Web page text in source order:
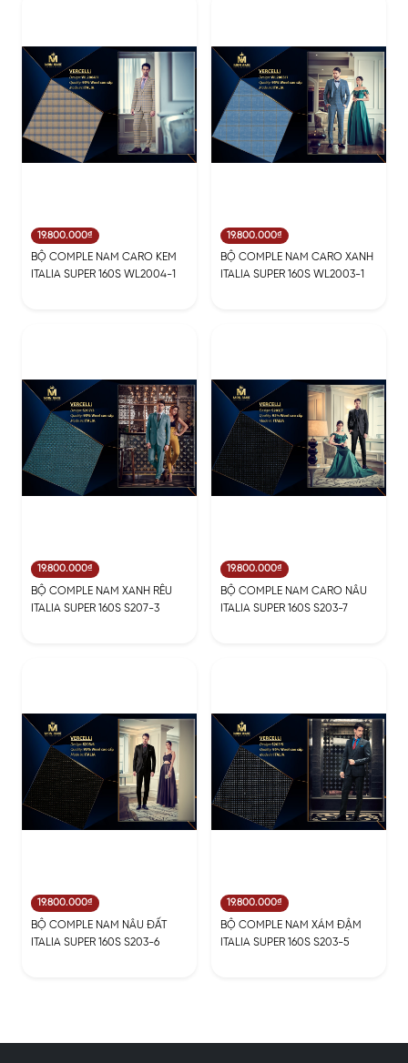
19.800.000₫
BỘ COMPLE NAM CARO KEM
ITALIA SUPER 160S WL2004-1
19.800.000₫
BỘ COMPLE NAM CARO XANH
ITALIA SUPER 160S WL2003-1
19.800.000₫
BỘ COMPLE NAM XANH RÊU
ITALIA SUPER 160S S207-3
19.800.000₫
BỘ COMPLE NAM CARO NÂU
ITALIA SUPER 160S S203-7
19.800.000₫
BỘ COMPLE NAM NÂU ĐẤT
ITALIA SUPER 160S S203-6
19.800.000₫
BỘ COMPLE NAM XÁM ĐẬM
ITALIA SUPER 160S S203-5